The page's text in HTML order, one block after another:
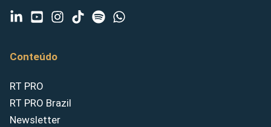
Conteúdo
RT PRO
RT PRO Brazil
Newsletter